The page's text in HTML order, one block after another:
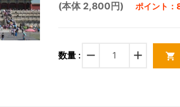
(本体 2,800円) ポイント
数量 : remove add shopping_cart